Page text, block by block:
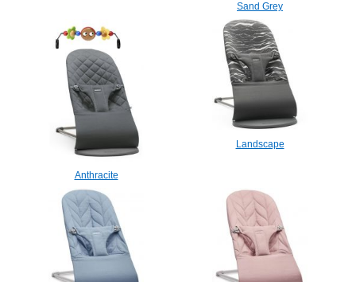
Sand Grey
Anthracite
Landscape